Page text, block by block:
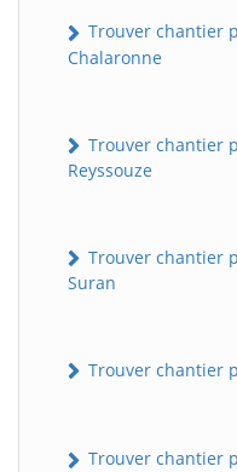
Trouver chantier
Chalaronne
Trouver chantier
Reyssouze
Trouver chantier
Suran
Trouver chantier
Trouver chantier